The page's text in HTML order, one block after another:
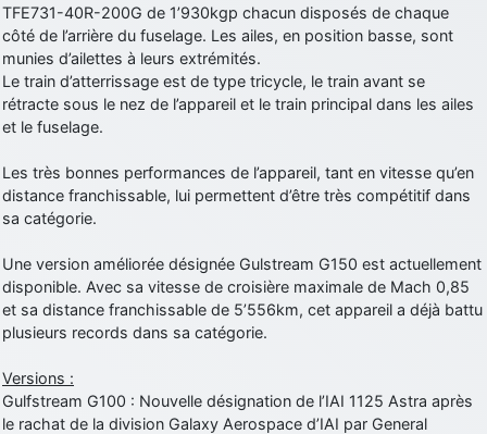
mahmoud: bonsoir, très instructif ce site .mais nous aimerions avoir
les photo des anciens appareils de l'armée de l'air de la haute -volta
d9pouces: Ça me casse quand même bien les pieds, j’avoue
jericho : Pour moi tout est à nouveau OK dirait-on… Merci à toi.
au passage !
d9pouces: j'ai trouvé un palliatif un peu violent, mais ça devrait aller
un peu mieux
par terre
jericho: Ah ben je peux te confirmer que j'étais resté dans le filtre…
manifestement
tout voir
TFE731-40R-200G de 1’930kgp chacun disposés de chaque
côté de l’arrière du fuselage. Les ailes, en position basse, sont
munies d’ailettes à leurs extrémités.
Le train d’atterrissage est de type tricycle, le train avant se
rétracte sous le nez de l’appareil et le train principal dans les ailes
et le fuselage.
Les très bonnes performances de l’appareil, tant en vitesse qu’en
distance franchissable, lui permettent d’être très compétitif dans
sa catégorie.
Une version améliorée désignée Gulstream G150 est actuellement
disponible. Avec sa vitesse de croisière maximale de Mach 0,85
et sa distance franchissable de 5’556km, cet appareil a déjà battu
plusieurs records dans sa catégorie.
Versions :
Gulfstream G100 : Nouvelle désignation de l’IAI 1125 Astra après
le rachat de la division Galaxy Aerospace d’IAI par General